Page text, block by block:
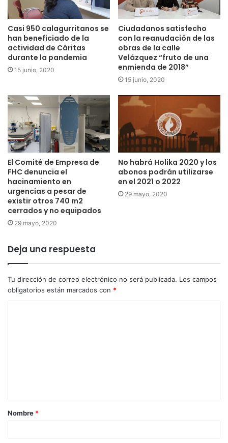
Casi 950 calagurritanos se
han beneficiado de la
actividad de Cáritas
durante la pandemia
15 junio, 2020
Ciudadanos satisfecho
con la reanudación de las
obras de la calle
Velázquez “fruto de una
enmienda de 2018”
15 junio, 2020
El Comité de Empresa de
FHC denuncia el
hacinamiento en
urgencias a pesar de
existir otros 740 m2
cerrados y no equipados
29 mayo, 2020
No habrá Holika 2020 y los
abonos podrán utilizarse
en el 2021 o 2022
29 mayo, 2020
Deja una respuesta
Tu dirección de correo electrónico no será publicada. Los campos
obligatorios están marcados con *
Nombre *